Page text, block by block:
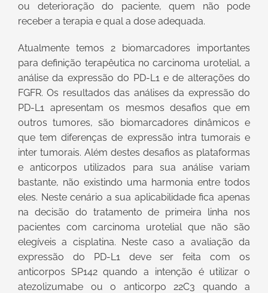
ou deterioração do paciente, quem não pode
receber a terapia e qual a dose adequada.
Atualmente temos 2 biomarcadores importantes
para definição terapêutica no carcinoma urotelial, a
análise da expressão do PD-L1 e de alterações do
FGFR. Os resultados das análises da expressão do
PD-L1 apresentam os mesmos desafios que em
outros tumores, são biomarcadores dinâmicos e
que tem diferenças de expressão intra tumorais e
inter tumorais. Além destes desafios as plataformas
e anticorpos utilizados para sua análise variam
bastante, não existindo uma harmonia entre todos
eles. Neste cenário a sua aplicabilidade fica apenas
na decisão do tratamento de primeira linha nos
pacientes com carcinoma urotelial que não são
elegíveis a cisplatina. Neste caso a avaliação da
expressão do PD-L1 deve ser feita com os
anticorpos SP142 quando a intenção é utilizar o
atezolizumabe ou o anticorpo 22C3 quando a